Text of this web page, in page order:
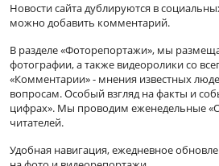
Новости сайта дублируются в
можно добавить комментарий.
В разделе «Фоторепортажи», мы
фотографии, а также видеоролики со
«Комментарии» - мнения известных
вопросам. Особый взгляд на факты и
цифрах». Мы проводим еженедельные
читателей.
Удобная навигация, ежедневное